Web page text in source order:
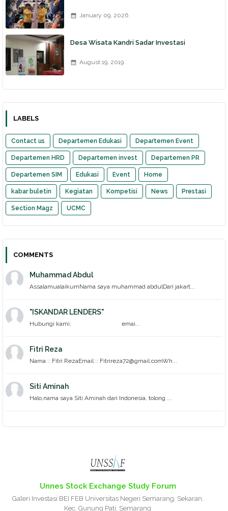
January 09, 2026
Desa Wisata Kandri Sadar Investasi
August 19, 2019
LABELS
Contact us Departemen Edukasi Departemen Event
Departemen HRD Departemen invest Departemen PR
Departemen SIM Edukasi Event Home
kabar buletin Kegiatan Kompetisi News Prestasi
Section Magz UCMC
COMMENTS
Muhammad Abdul
AssalamualaikumNama saya muhammad abdulDari jakart...
"ISKANDAR LENDERS"
Hubungi kami: emai...
Fitri Reza
Nama :: Fitri RezaEmail :: Fitrireza72@gmail.comWh...
Siti Aminah
Halo,nama saya Siti Aminah dari Indonesia, tolong ...
Unnes Stock Exchange Study Forum
Galeri Investasi BEI FEB Universitas Negeri Semarang, Sekaran,
Kec. Gunung Pati, Semarang